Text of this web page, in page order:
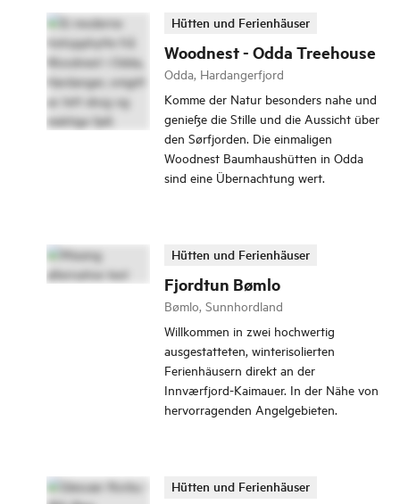
Woodnest - Odda Treehouse
Hütten und Ferienhäuser
Odda, Hardangerfjord
Komme der Natur besonders nahe und
genieße die Stille und die Aussicht über
den Sørfjorden. Die einmaligen
Woodnest Baumhaushütten in Odda
sind eine Übernachtung wert.
Fjordtun Bømlo
Hütten und Ferienhäuser
Bømlo, Sunnhordland
Willkommen in zwei hochwertig
ausgestatteten, winterisolierten
Ferienhäusern direkt an der
Innværfjord-Kaimauer. In der Nähe von
hervorragenden Angelgebieten.
Hütten und Ferienhäuser